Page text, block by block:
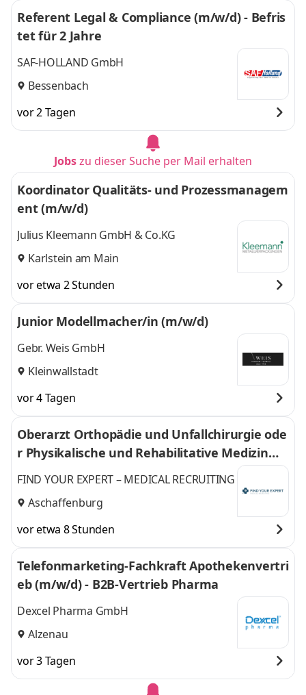
Referent Legal & Compliance (m/w/d) - Befris
tet für 2 Jahre
SAF-HOLLAND GmbH
Bessenbach
vor 2 Tagen
Jobszu dieser Suche per Mail erhalten
Koordinator Qualitäts- und Prozessmanagem
ent (m/w/d)
Julius Kleemann GmbH & Co.KG
Karlstein am Main
vor etwa 2 Stunden
Junior Modellmacher/in (m/w/d)
Gebr. Weis GmbH
Kleinwallstadt
vor 4 Tagen
Oberarzt Orthopädie und Unfallchirurgie ode
r Physikalische und Rehabilitative Medizin
(m/w/d)
FIND YOUR EXPERT – MEDICAL RECRUITING
Aschaffenburg
vor etwa 8 Stunden
Telefonmarketing-Fachkraft Apothekenvertri
eb (m/w/d) - B2B-Vertrieb Pharma
Dexcel Pharma GmbH
Alzenau
vor 3 Tagen